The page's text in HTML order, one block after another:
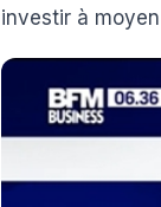
investir à